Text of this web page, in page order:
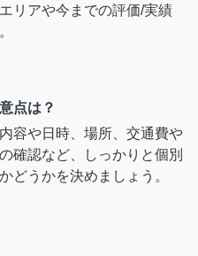
リアや今までの評価/実績
点は？
容や日時、場所、交通費や
確認など、しっかりと個別
どうかを決めましょう。